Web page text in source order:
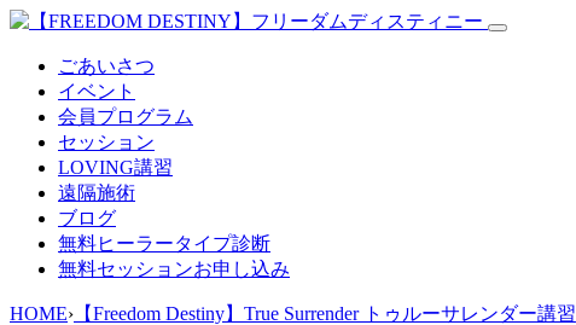
ごあいさつ
イベント
会員プログラム
セッション
LOVING講習
遠隔施術
ブログ
無料ヒーラータイプ診断
無料セッションお申し込み
HOME› 【Freedom Destiny】True Surrender トゥルーサレンダー講習